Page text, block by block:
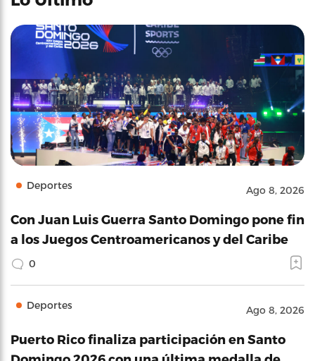
Deportes Ago 8, 2026
Con Juan Luis Guerra Santo Domingo pone fin
a los Juegos Centroamericanos y del Caribe
0
Deportes Ago 8, 2026
Puerto Rico finaliza participación en Santo